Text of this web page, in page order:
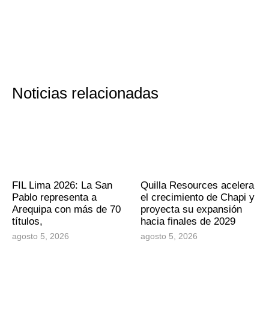
Noticias relacionadas
FIL Lima 2026: La San
Pablo representa a
Arequipa con más de 70
títulos,
agosto 5, 2026
Quilla Resources acelera
el crecimiento de Chapi y
proyecta su expansión
hacia finales de 2029
agosto 5, 2026